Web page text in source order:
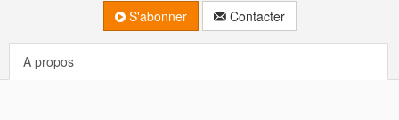
S'abonner Contacter
A propos